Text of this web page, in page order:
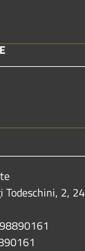
Todeschini, 2,